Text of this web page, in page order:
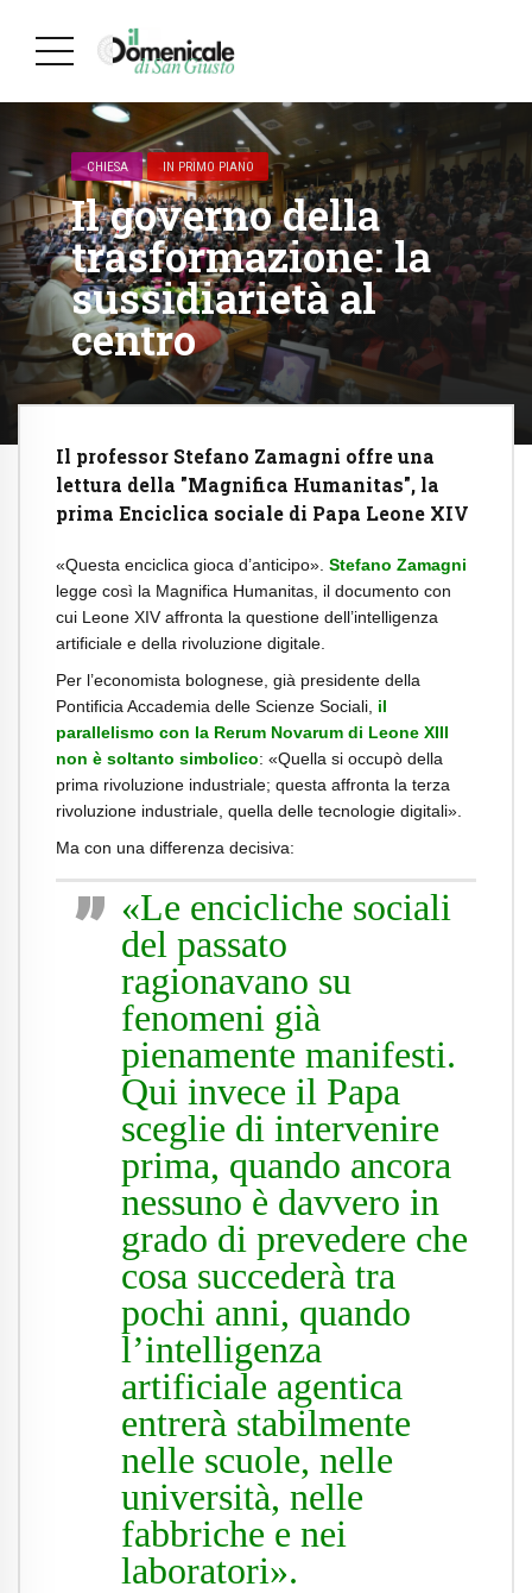
CHIESA IN PRIMO PIANO
Il governo della
trasformazione: la
sussidiarietà al
centro
Il professor Stefano Zamagni offre una
lettura della "Magnifica Humanitas", la
prima Enciclica sociale di Papa Leone XIV
«Questa enciclica gioca d’anticipo». Stefano Zamagni
legge così la Magnifica Humanitas, il documento con
cui Leone XIV affronta la questione dell’intelligenza
artificiale e della rivoluzione digitale.
Per l’economista bolognese, già presidente della
Pontificia Accademia delle Scienze Sociali, il
parallelismo con la Rerum Novarum di Leone XIII
non è soltanto simbolico: «Quella si occupò della
prima rivoluzione industriale; questa affronta la terza
rivoluzione industriale, quella delle tecnologie digitali».
Ma con una differenza decisiva:
«Le encicliche sociali
del passato
ragionavano su
fenomeni già
pienamente manifesti.
Qui invece il Papa
sceglie di intervenire
prima, quando ancora
nessuno è davvero in
grado di prevedere che
cosa succederà tra
pochi anni, quando
l’intelligenza
artificiale agentica
entrerà stabilmente
nelle scuole, nelle
università, nelle
fabbriche e nei
laboratori».